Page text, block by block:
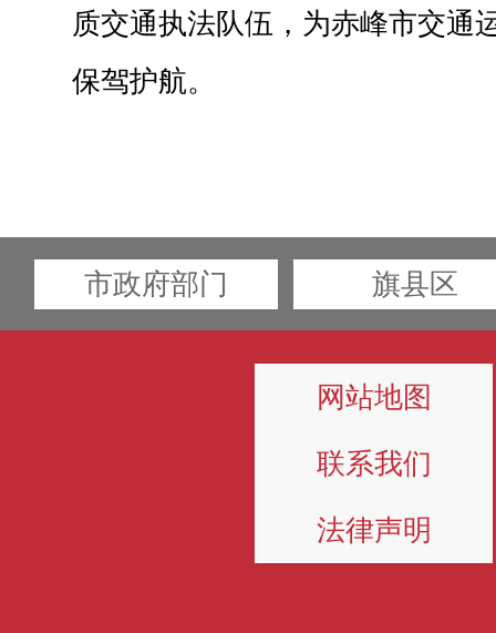
质交通执法队伍，为赤峰市交通
保驾护航。
市政府部门 旗县区
网站地图
联系我们
法律声明